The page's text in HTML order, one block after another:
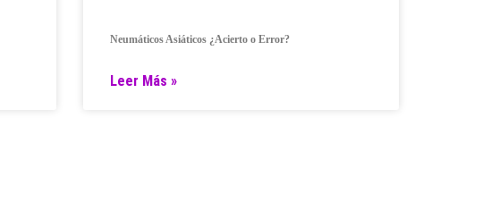
Neumáticos Asiáticos ¿Acierto o Error?
Leer Más »